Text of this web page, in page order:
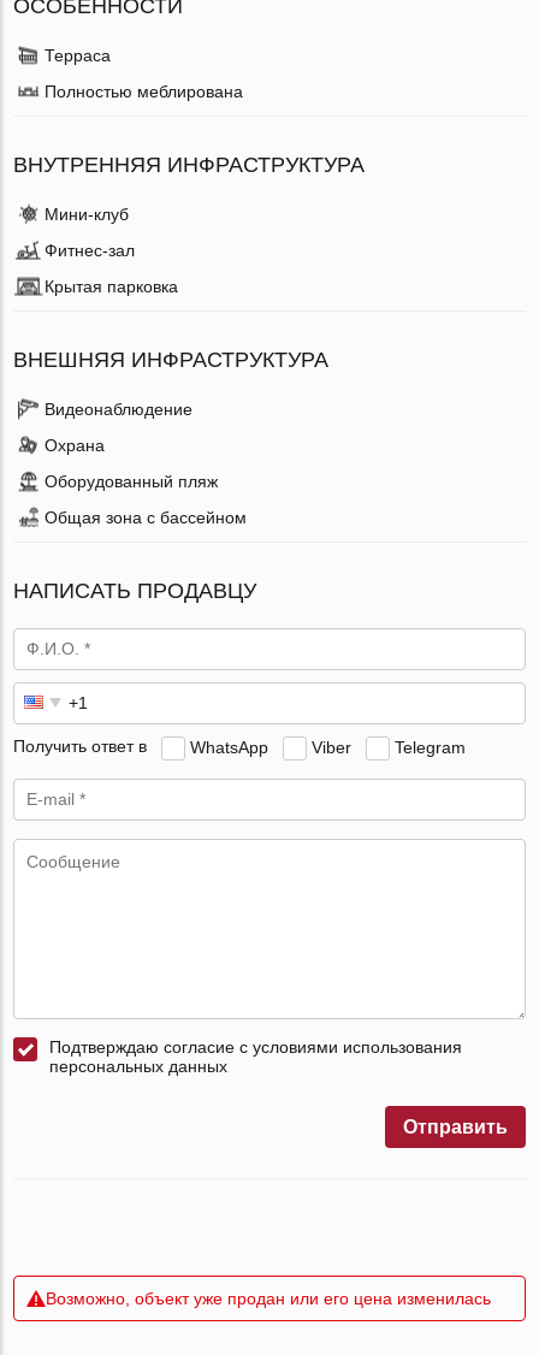
ОСОБЕННОСТИ
Терраса
Полностью меблирована
ВНУТРЕННЯЯ ИНФРАСТРУКТУРА
Мини-клуб
Фитнес-зал
Крытая парковка
ВНЕШНЯЯ ИНФРАСТРУКТУРА
Видеонаблюдение
Охрана
Оборудованный пляж
Общая зона с бассейном
НАПИСАТЬ ПРОДАВЦУ
Получить ответ в WhatsApp Viber Telegram
Подтверждаю согласие с условиями использования
персональных данных
Отправить
Возможно, объект уже продан или его цена изменилась